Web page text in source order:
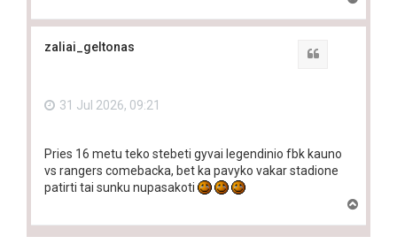
p
zaliai_geltonas
31 Jul 2026, 09:21
Pries 16 metu teko stebeti gyvai legendinio fbk kauno
vs rangers comebacka, bet ka pavyko vakar stadione
patirti tai sunku nupasakoti